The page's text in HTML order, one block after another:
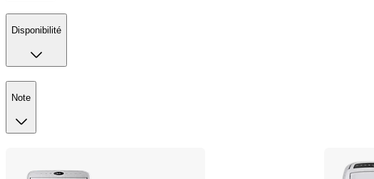
Disponibilité
Note